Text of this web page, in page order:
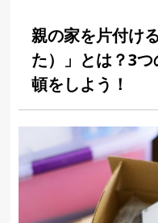
親の家を片付け
た）」とは？3
頓をしよう！